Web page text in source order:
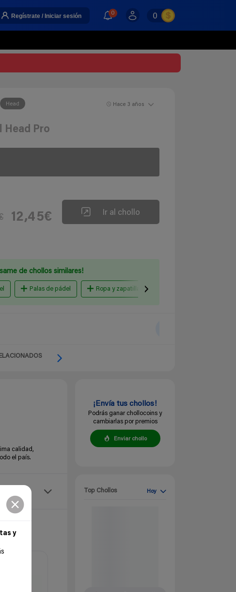
y
Regístrate / Iniciar sesión 0 0
Head Hace 3 años
Head Pro
12,45€ Ir al chollo
de chollos similares!
Palas de pádel Ropa y zapatillas de pádel
calidad,
el país.
¡Envía tus chollos!
Podrás ganar chollocoins y
cambiarlas por premios
Enviar chollo
Top Chollos Hoy